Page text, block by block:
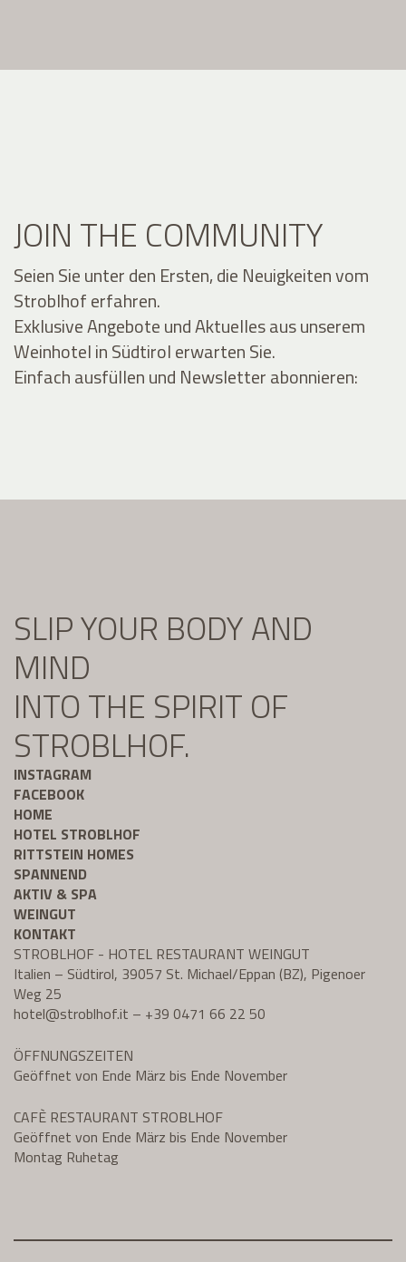
JOIN THE COMMUNITY
Seien Sie unter den Ersten, die Neuigkeiten vom
Stroblhof erfahren.
Exklusive Angebote und Aktuelles aus unserem
Weinhotel in Südtirol erwarten Sie.
Einfach ausfüllen und Newsletter abonnieren:
SLIP YOUR BODY AND
MIND
INTO THE SPIRIT OF
STROBLHOF.
INSTAGRAM
FACEBOOK
HOME
HOTEL STROBLHOF
RITTSTEIN HOMES
SPANNEND
AKTIV & SPA
WEINGUT
KONTAKT
STROBLHOF - HOTEL RESTAURANT WEINGUT
Italien – Südtirol, 39057 St. Michael/Eppan (BZ), Pigenoer
Weg 25
hotel@stroblhof.it – +39 0471 66 22 50
ÖFFNUNGSZEITEN
Geöffnet von Ende März bis Ende November
CAFÈ RESTAURANT STROBLHOF
Geöffnet von Ende März bis Ende November
Montag Ruhetag